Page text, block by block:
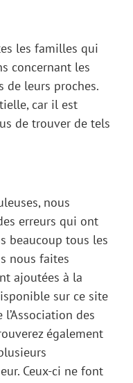
les familles qui
concernant les
de leurs proches.
car il est
de trouver de tels
nous
erreurs qui ont
beaucoup tous les
nous faites
ajoutées à la
sur ce site
des
également
Ceux-ci ne font